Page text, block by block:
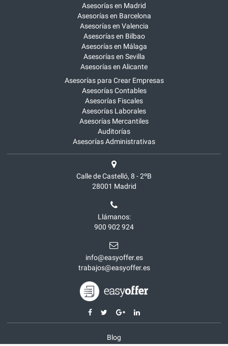
Asesorías en Madrid
Asesorías en Barcelona
Asesorías en Valencia
Asesorías en Bilbao
Asesorías en Málaga
Asesorías en Sevilla
Asesorías en Alicante
Asesorías para Crear Empresas
Asesorías Contables
Asesorías Fiscales
Asesorías Laborales
Asesorías Mercantiles
Auditorías
Asesorías Administrativas
Calle de Castelló, 8 - 2ºB
28001 Madrid
Llámanos:
900 902 924
info@easyoffer.es
trabajos@easyoffer.es
Blog